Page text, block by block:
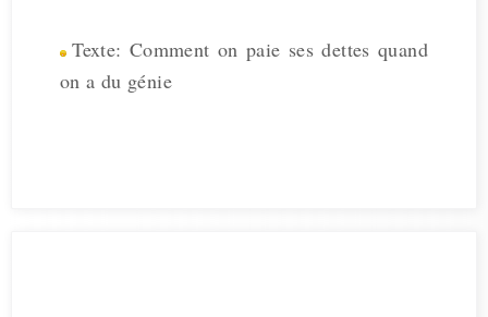
Texte: Comment on paie ses dettes quand
on a du génie